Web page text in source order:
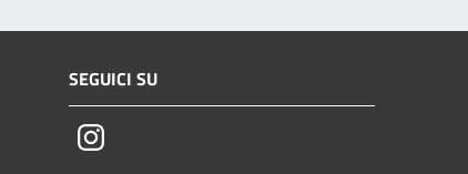
SEGUICI SU
Instagram